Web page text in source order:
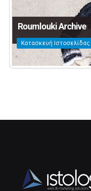
Roumlouki Archive
Κατασκευή